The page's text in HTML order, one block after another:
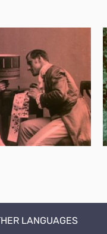
LANGUAGES